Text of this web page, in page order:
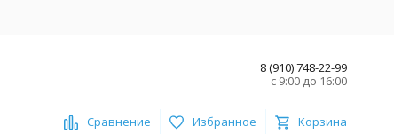
8 (910) 748-22-99
с 9:00 до 16:00
Сравнение Избранное Корзина